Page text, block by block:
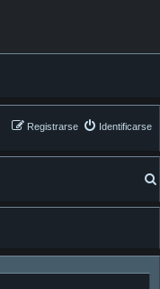
Identificarse
Registrarse